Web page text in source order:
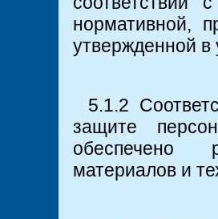
нормативной,
утвержденной в
5.1.2
защите
обеспечено
материалов и